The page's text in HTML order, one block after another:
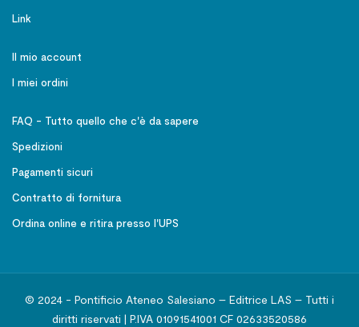
Link
Il mio account
I miei ordini
FAQ - Tutto quello che c'è da sapere
Spedizioni
Pagamenti sicuri
Contratto di fornitura
Ordina online e ritira presso l'UPS
© 2024 - Pontificio Ateneo Salesiano – Editrice LAS – Tutti i
diritti riservati | P.IVA 01091541001 CF 02633520586